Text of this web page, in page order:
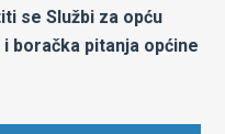
se Službi za opću
boračka pitanja općine